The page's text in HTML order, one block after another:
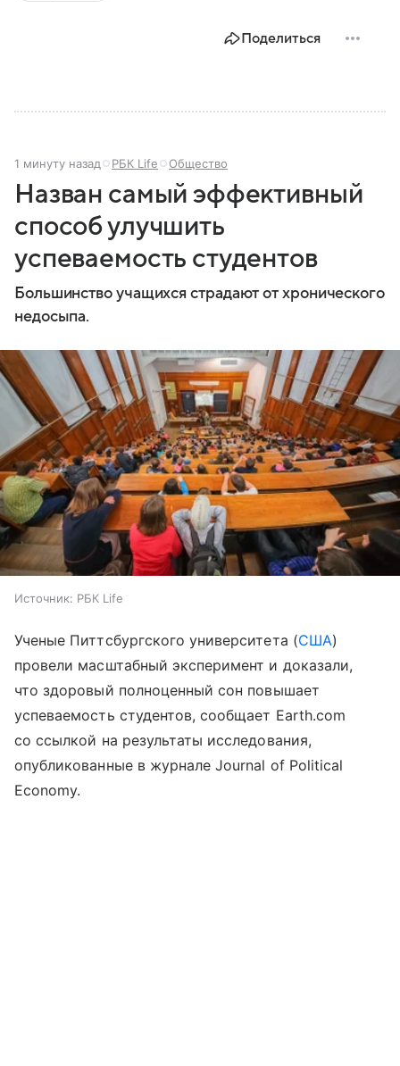
Поделиться
1 минуту назад РБК Life Общество
Назван самый эффективный
способ улучшить
успеваемость студентов
Большинство учащихся страдают от хронического
недосыпа.
Источник: РБК Life
Ученые Питтсбургского университета (США)
провели масштабный эксперимент и доказали,
что здоровый полноценный сон повышает
успеваемость студентов, сообщает Earth.com
со ссылкой на результаты исследования,
опубликованные в журнале Journal of Political
Economy.